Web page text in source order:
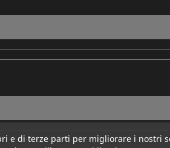
e di terze parti per migliorare i